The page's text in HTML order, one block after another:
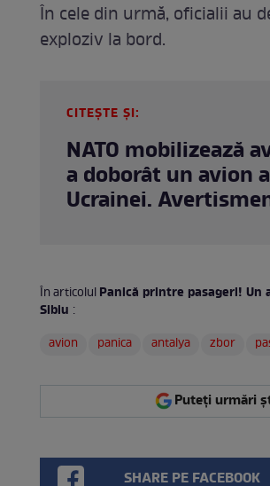
În cele din urmă, oficialii au
exploziv la bord.
CITEȘTE ȘI:
NATO mobilizează
a doborât un avion
Ucrainei.
În articolulPanică printre pasageri!
Sibiu :
avion
panica antalya zbor
Puteți urmări
SHARE PE FACEBOOK